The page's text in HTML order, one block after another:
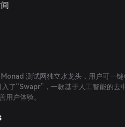
测试网独立水龙头，用户可一
了“Swapr”，一款基于人工智能的去
用户体验。